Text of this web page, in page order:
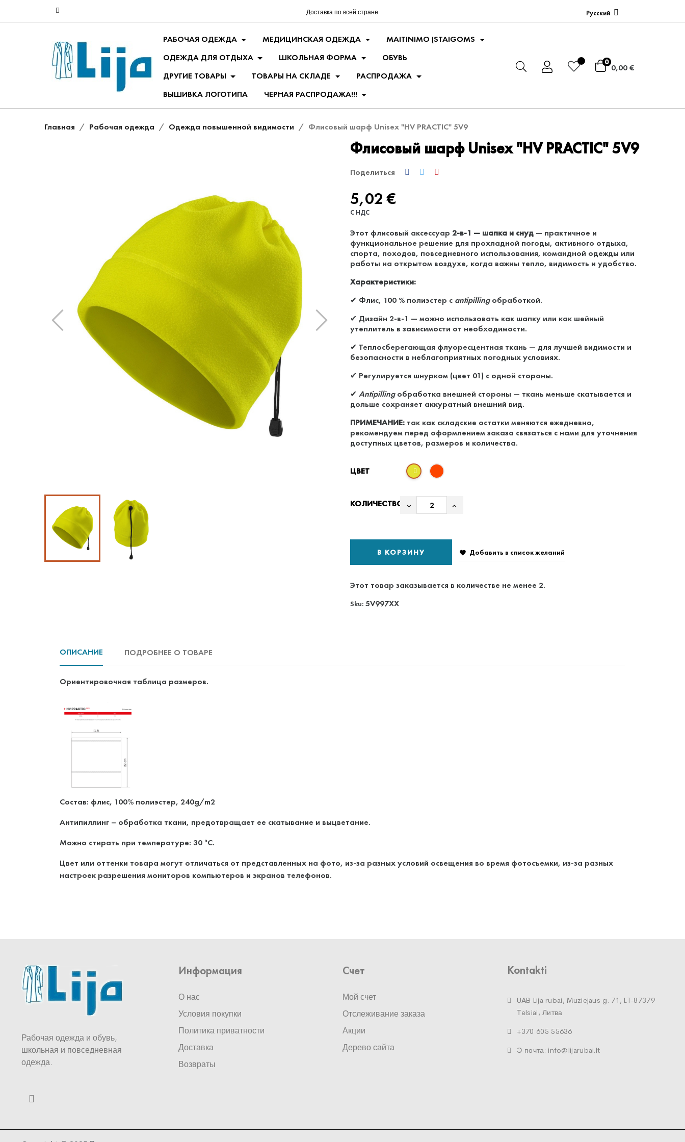
Доставка по всей стране Русский
РАБОЧАЯ ОДЕЖДА МЕДИЦИНСКАЯ ОДЕЖДА
MAITINIMO ĮSTAIGOMS
ОДЕЖДА ДЛЯ ОТДЫХА
ШКОЛЬНАЯ ФОРМА
ОБУВЬ
ДРУГИЕ ТОВАРЫ
ТОВАРЫ НА СКЛАДЕ
РАСПРОДАЖА
ВЫШИВКА ЛОГОТИПА
ЧЕРНАЯ РАСПРОДАЖА!!!
0
0,00 €
Главная Рабочая одежда Одежда повышенной видимости Флисовый шарф Unisex "HV PRACTIC" 5V9
Флисовый шарф Unisex "HV PRACTIC" 5V9
Поделиться
5,02 €
С НДС
Этот флисовый аксессуар 2-в-1 — шапка и снуд — практичное и
функциональное решение для прохладной погоды, активного отдыха,
спорта, походов, повседневного использования, командной одежды или
работы на открытом воздухе, когда важны тепло, видимость и удобство.
Характеристики:
✔ Флис, 100 % полиэстер с antipillingобработкой.
✔ Дизайн 2-в-1 — можно использовать как шапку или как шейный
утеплитель в зависимости от необходимости.
✔ Теплосберегающая флуоресцентная ткань — для лучшей видимости и
безопасности в неблагоприятных погодных условиях.
✔ Регулируется шнурком (цвет 01) с одной стороны.
✔ Antipillingобработка внешней стороны — ткань меньше скатывается и
дольше сохраняет аккуратный внешний вид.
ПРИМЕЧАНИЕ: так как складские остатки меняются ежедневно,
рекомендуем перед оформлением заказа связаться с нами для уточнения
доступных цветов, размеров и количества.
ЦВЕТ
КОЛИЧЕСТВО
В КОРЗИНУ  Добавить в список желаний
Этот товар заказывается в количестве не менее 2.
Sku: 5V997XX
ОПИСАНИЕ ПОДРОБНЕЕ О ТОВАРЕ
Ориентировочная таблица размеров.
Состав: флис, 100% полиэстер, 240g/m2
Антипиллинг – обработка ткани, предотвращает ее скатывание и выцветание.
Можно стирать при температуре: 30 °C.
Цвет или оттенки товара могут отличаться от представленных на фото, из-за разных условий освещения во время фотосъемки, из-за разных
настроек разрешения мониторов компьютеров и экранов телефонов.
Рабочая одежда и обувь,
школьная и повседневная
одежда.
Информация
О нас
Условия покупки
Политика приватности
Доставка
Возвраты
Счет
Мой счет
Отслеживание заказа
Акции
Дерево сайта
Kontakti
UAB Lija rubai, Muziejaus g. 71, LT-87379
Тelsiai, Литва
+370 605 55636
Э-почта: info@lijarubai.lt